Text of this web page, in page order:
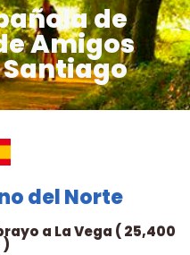
de
Amigos
del Norte
a La Vega ( 25,400
)